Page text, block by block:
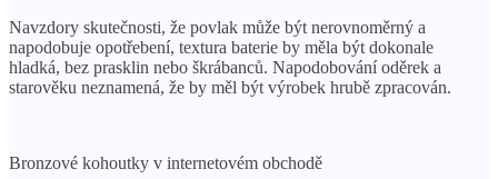
Navzdory skutečnosti, že povlak může být nerovnoměrný a
napodobuje opotřebení, textura baterie by měla být dokonale
hladká, bez prasklin nebo škrábanců. Napodobování oděrek a
starověku neznamená, že by měl být výrobek hrubě zpracován.
Bronzové kohoutky v internetovém obchodě